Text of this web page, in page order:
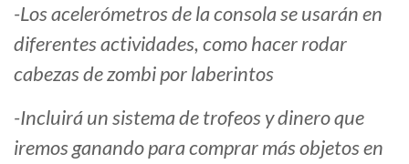
-Los acelerómetros de la consola se usarán en
diferentes actividades, como hacer rodar
cabezas de zombi por laberintos
-Incluirá un sistema de trofeos y dinero que
iremos ganando para comprar más objetos en